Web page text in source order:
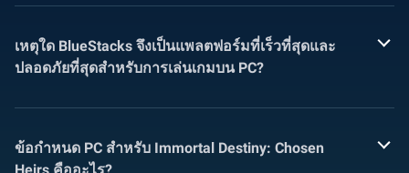
เหตุใด BlueStacks จึงเป็นแพลตฟอร์มที่เร็วที่สุดและ
ปลอดภัยที่สุดสำหรับการเล่นเกมบน PC?
ข้อกำหนด PC สำหรับ Immortal Destiny: Chosen